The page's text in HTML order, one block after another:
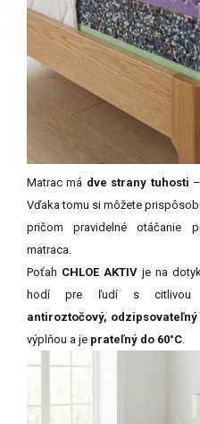
Matrac má dve strany tuhosti –
Vďaka tomu si môžete
pričom pravidelné otáčanie
matraca.
Poťah CHLOE AKTIV je na
hodí pre ľudí s citlivou
antiroztočový, odzipsovateľný
výplňou a je prateľný do 60°C.